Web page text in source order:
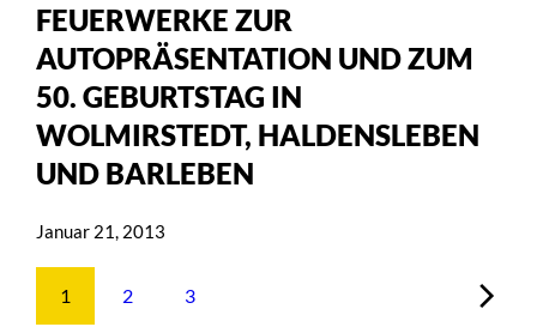
FEUERWERKE ZUR
AUTOPRÄSENTATION UND ZUM
50. GEBURTSTAG IN
WOLMIRSTEDT, HALDENSLEBEN
UND BARLEBEN
Januar 21, 2013
1 2 3